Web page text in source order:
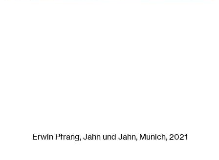
Erwin Pfrang, Jahn und Jahn, Munich, 2021